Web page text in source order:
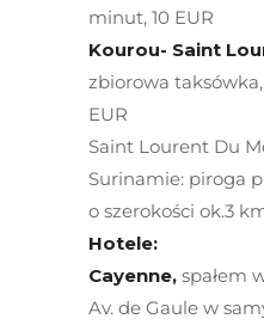
minut, 10 EUR
Kourou- Saint
zbiorowa
EUR
Saint Lourent Du
Surinamie: piroga
o szerokości ok.3
Hotele:
Cayenne, spałem
Av. de Gaule w